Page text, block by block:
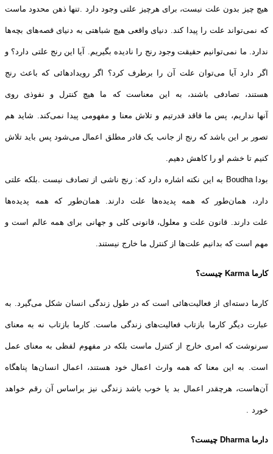
هیچ چیز بدون علت نیست، برای هرچیز علتی وجود دارد .تنها ذهن محدود ماست
که نمی‌تواند علت را پیدا کند. دنیای واقعی هیچ شباهتی به دنیای قصه‌های بچه‌ها
ندارد. ما نمی‌توانیم حقیقت وجود رنج را نادیده بگیریم. آیا این رنج علتی دارد؟ و
اگر دارد آیا می‌توان علت آن را برطرف کرد؟ اگر رویدادهائی که باعث رنج
هستند، تصادفی باشند، به این معناست که ما هیچ کنترل و نفوذی روی
آنها نداریم، پس ما فاقد قدرتیم و تلاش معنا و مفهومی پیدا نمی‌کند. شاید هم
تصور بر این باشد که رنج از جانب یک قادر مطلق اعمال می‌شود پس باید تلاش
کنیم تا خشم او را کاهش دهیم.
بودا Boudha به این نکته اشاره دارد که: رنج ناشی از تصادف نیست .بلکه علتی
دارد، همان‌طور که همه پدیده‌ها علت دارند. همان‌طور که همه پدیده‌ها
علت دارند. قانون علت و معلول، قانونی کلی و جهانی برای همه عالم است و
مهم است که بدانیم علت‌ها از کنترل ما خارج نیستند.
کارما Karma چیست؟
کارما دسته‌ای از فعالیت‌هائی است که در طول زندگی انسان شکل می‌گیرد. به
عبارت دیگر کارما بازتاب فعالیت‌های زندگی ماست. کارما بازتاب نه به معنای
سرنوشت که امری خارج از کنترل ماست بلکه در مفهوم لفظی به معنای عمل
است. به این معنا که همه وارث اعمال خود هستند، اعمال انسان‌ها پناهگاه
آن‌هاست، هرچقدر اعمال بد یا خوب باشد زندگی نیز براساس آن رقم خواهد
خورد .
دارما Dharma چیست؟